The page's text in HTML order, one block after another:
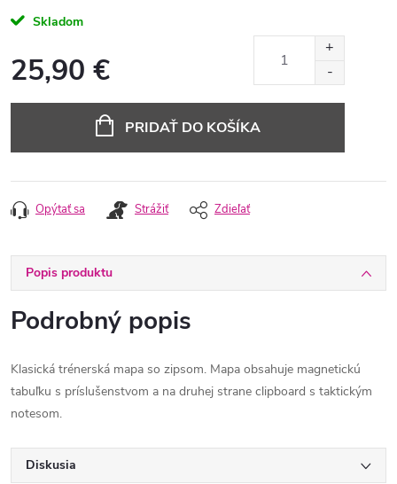
Skladom
25,90 €
PRIDAŤ DO KOŠÍKA
Opýtať sa Strážiť Zdieľať
Popis produktu
Podrobný popis
Klasická trénerská mapa so zipsom. Mapa obsahuje magnetickú
tabuľku s príslušenstvom a na druhej strane clipboard s taktickým
notesom.
Diskusia